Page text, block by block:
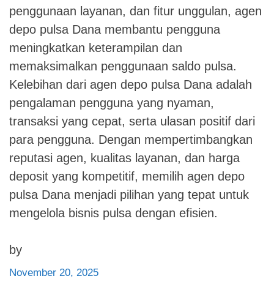
penggunaan layanan, dan fitur unggulan, agen
depo pulsa Dana membantu pengguna
meningkatkan keterampilan dan
memaksimalkan penggunaan saldo pulsa.
Kelebihan dari agen depo pulsa Dana adalah
pengalaman pengguna yang nyaman,
transaksi yang cepat, serta ulasan positif dari
para pengguna. Dengan mempertimbangkan
reputasi agen, kualitas layanan, dan harga
deposit yang kompetitif, memilih agen depo
pulsa Dana menjadi pilihan yang tepat untuk
mengelola bisnis pulsa dengan efisien.
by
November 20, 2025